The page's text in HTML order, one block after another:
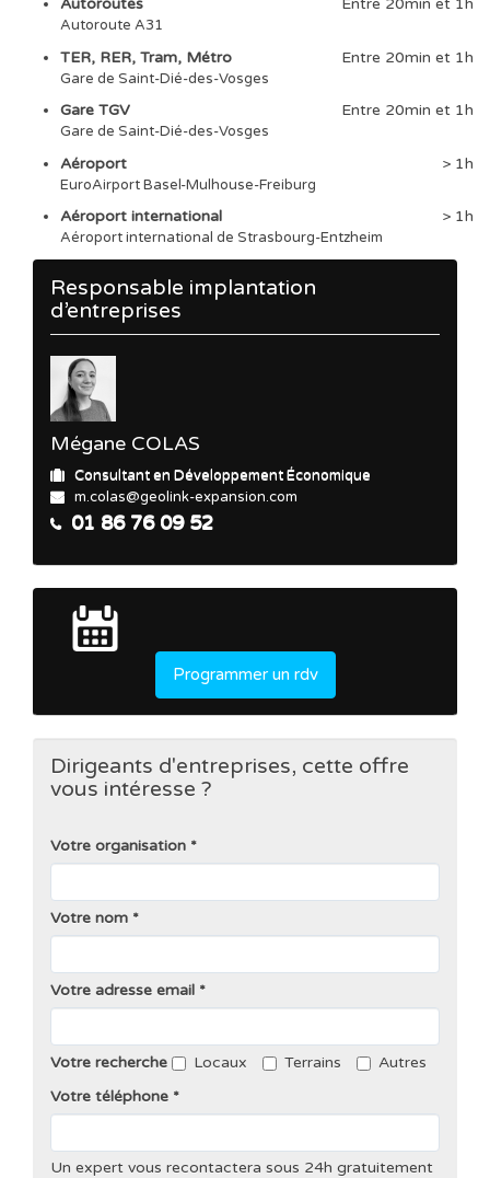
Autoroutes Entre 20min et 1h
Autoroute A31
TER, RER, Tram, Métro Entre 20min et 1h
Gare de Saint-Dié-des-Vosges
Gare TGV Entre 20min et 1h
Gare de Saint-Dié-des-Vosges
Aéroport > 1h
EuroAirport Basel-Mulhouse-Freiburg
Aéroport international > 1h
Aéroport international de Strasbourg-Entzheim
Responsable implantation
d’entreprises
Mégane COLAS
Consultant en Développement Économique
m.colas@geolink-expansion.com
01 86 76 09 52
Programmer un rdv
Dirigeants d'entreprises, cette offre
vous intéresse ?
Votre organisation
Votre nom
Votre adresse email
Votre recherche Locaux Terrains
Autres
Votre téléphone
Un expert vous recontactera sous 24h gratuitement